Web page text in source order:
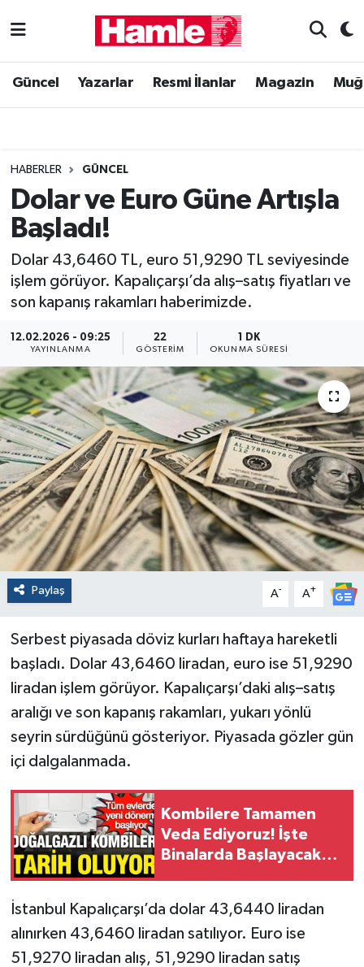
Güncel Yazarlar Resmi İlanlar Magazin
HABERLER GÜNCEL
Dolar ve Euro Güne Artışla
Başladı!
Dolar 43,6460 TL, euro 51,9290 TL seviyesinde
işlem görüyor. Kapalıçarşı’da alış–satış fiyatları ve
son kapanış rakamları haberimizde.
12.02.2026 - 09:25
YAYINLANMA
22
GÖSTERIM
1 DK
OKUNMA SÜRESI
Paylaş A- A+
Serbest piyasada döviz kurları haftaya hareketli
başladı. Dolar 43,6460 liradan, euro ise 51,9290
liradan işlem görüyor. Kapalıçarşı’daki alış–satış
aralığı ve son kapanış rakamları, yukarı yönlü
seyrin sürdüğünü gösteriyor. Piyasada gözler gün
içi dalgalanmada.
Kombilere Tamamen
Veda Ediyoruz! İşte
Binalarda Başlayacak
İstanbul Kapalıçarşı’da dolar 43,6440 liradan
alınırken 43,6460 liradan satılıyor. Euro ise
51,9270 liradan alış, 51,9290 liradan satış
Güncel
Magazin
Muğla Haber
Siyaset
Muğla Nöbetçi Eczaneler
Muğla Trafik Yoğunluk Haritası
Süper Lig Puan Durumu ve Fikstür
Tüm Manşetler
Son Dakika Haberleri
Haber Arşivi